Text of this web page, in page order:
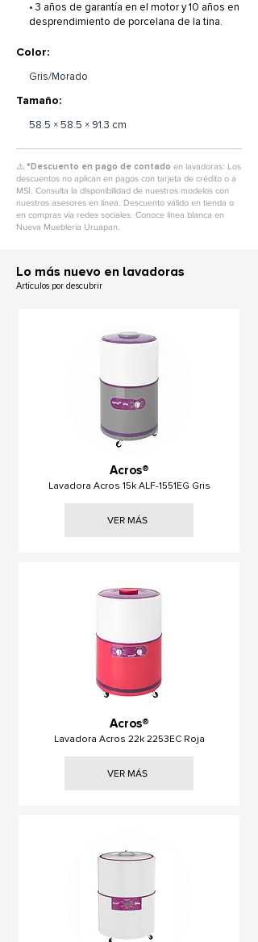
• 3 años de garantía en el motor y 10 años en
desprendimiento de porcelana de la tina.
Color:
Gris/Morado
Tamaño:
58.5 × 58.5 × 91.3 cm
⚠️ *Descuento en pago de contado en lavadoras: Los
descuentos no aplican en pagos con tarjeta de crédito o a
MSI. Consulta la disponibilidad de nuestros modelos con
nuestros asesores en línea. Descuento válido en tienda o
en compras vía redes sociales. Conoce línea blanca en
Nueva Mueblería Uruapan.
Lo más nuevo en lavadoras
Artículos por descubrir
Acros®
Lavadora Acros 15k ALF-1551EG Gris
VER MÁS
Acros®
Lavadora Acros 22k 2253EC Roja
VER MÁS